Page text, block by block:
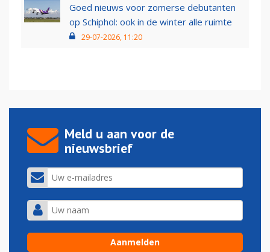
Goed nieuws voor zomerse debutanten
op Schiphol: ook in de winter alle ruimte
29-07-2026, 11:20
Meld u aan voor de
nieuwsbrief